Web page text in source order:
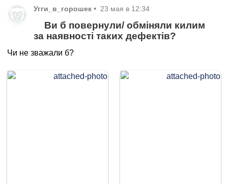
Угги_в_горошек • 23 мая в 12:34
Ви б повернули/ обміняли килим
за наявності таких дефектів?
Чи не зважали б?